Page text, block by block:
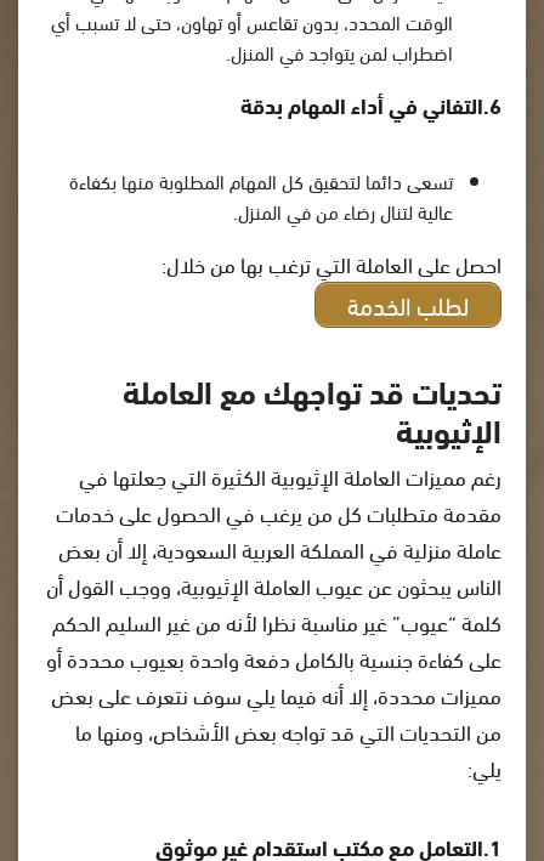
الوقت المحدد، بدون تقاعس أو تهاون، حتى لا تسبب أي
اضطراب لمن يتواجد في المنزل.
6.التفاني في أداء المهام بدقة
تسعى دائما لتحقيق كل المهام المطلوبة منها بكفاءة
عالية لتنال رضاء من في المنزل.
احصل على العاملة التي ترغب بها من خلال:
لطلب الخدمة
تحديات قد تواجهك مع العاملة
الإثيوبية
رغم مميزات العاملة الإثيوبية الكثيرة التي جعلتها في
مقدمة متطلبات كل من يرغب في الحصول على خدمات
عاملة منزلية في المملكة العربية السعودية، إلا أن بعض
الناس يبحثون عن عيوب العاملة الإثيوبية، ووجب القول أن
كلمة “عيوب” غير مناسبة نظرا لأنه من غير السليم الحكم
على كفاءة جنسية بالكامل دفعة واحدة بعيوب محددة أو
مميزات محددة، إلا أنه فيما يلي سوف نتعرف على بعض
من التحديات التي قد تواجه بعض الأشخاص، ومنها ما
يلي:
1.التعامل مع مكتب استقدام غير موثوق